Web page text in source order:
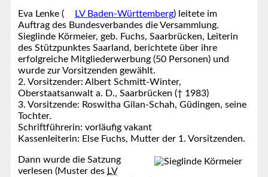
Eva Lenke ( LV Baden-Württemberg) leitete im
Auftrag des Bundesverbandes die Versammlung.
Sieglinde Körmeier, geb. Fuchs, Saarbrücken, Leiterin
des Stützpunktes Saarland, berichtete über ihre
erfolgreiche Mitgliederwerbung (50 Personen) und
wurde zur Vorsitzenden gewählt.
2. Vorsitzender: Albert Schmitt-Winter,
Oberstaatsanwalt a. D., Saarbrücken († 1983)
3. Vorsitzende: Roswitha Gilan-Schah, Güdingen, seine
Tochter.
Schriftführerin: vorläufig vakant
Kassenleiterin: Else Fuchs, Mutter der 1. Vorsitzenden.
Dann wurde die Satzung
verlesen (Muster des LV